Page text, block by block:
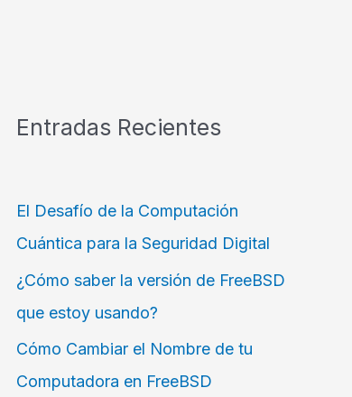
Entradas Recientes
El Desafío de la Computación
Cuántica para la Seguridad Digital
¿Cómo saber la versión de FreeBSD
que estoy usando?
Cómo Cambiar el Nombre de tu
Computadora en FreeBSD